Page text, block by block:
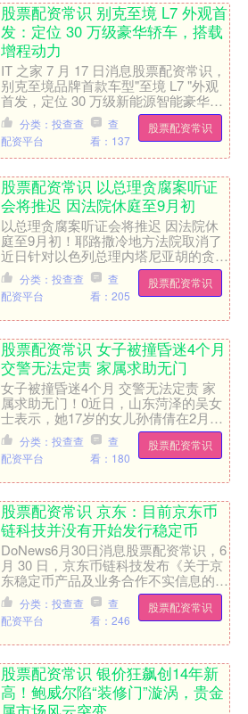
股票配资常识 别克至境 L7 外观首
发：定位 30 万级豪华轿车，搭载
增程动力
IT 之家 7 月 17 日消息股票配资常识，
别克至境品牌首款车型"至境 L7 "外观
首发，定位 30 万级新能源智能豪华轿
车，基于"百万级逍遥架构"打造。 据....
股票配资常识
分类：投查查
配资平台
查
看：137
股票配资常识 以总理贪腐案听证
会将推迟 因法院休庭至9月初
以总理贪腐案听证会将推迟 因法院休
庭至9月初！耶路撒冷地方法院取消了
近日针对以色列总理内塔尼亚胡的贪腐
案听证会股票配资常识，原因是日程安
排冲突。内塔尼亚胡下次出....股票配资常识
分类：投查查
配资平台
查
看：205
股票配资常识 女子被撞昏迷4个月
交警无法定责 家属求助无门
女子被撞昏迷4个月 交警无法定责 家
属求助无门！0近日，山东菏泽的吴女
士表示，她17岁的女儿孙倩倩在2月20
日晚遭遇车祸股票配资常识，至今昏迷
不醒，医疗费用已高....
股票配资常识
分类：投查查
配资平台
查
看：180
股票配资常识 京东：目前京东币
链科技并没有开始发行稳定币
DoNews6月30日消息股票配资常识，6
月 30 日，京东币链科技发布《关于京
东稳定币产品及业务合作不实信息的严
正声明》。声明全文如下： 我们近期
关注到某些....
股票配资常识
分类：投查查
配资平台
查
看：246
股票配资常识 银价狂飙创14年新
高！鲍威尔陷“装修门”漩涡，贵金